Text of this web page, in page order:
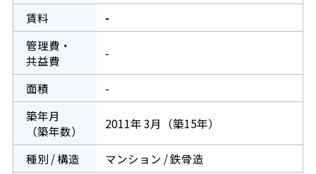
賃料
-
管理費・
共益費
-
面積
-
築年月
（築年数）
2011年 3月（築15年）
種別 / 構造
マンション / 鉄骨造